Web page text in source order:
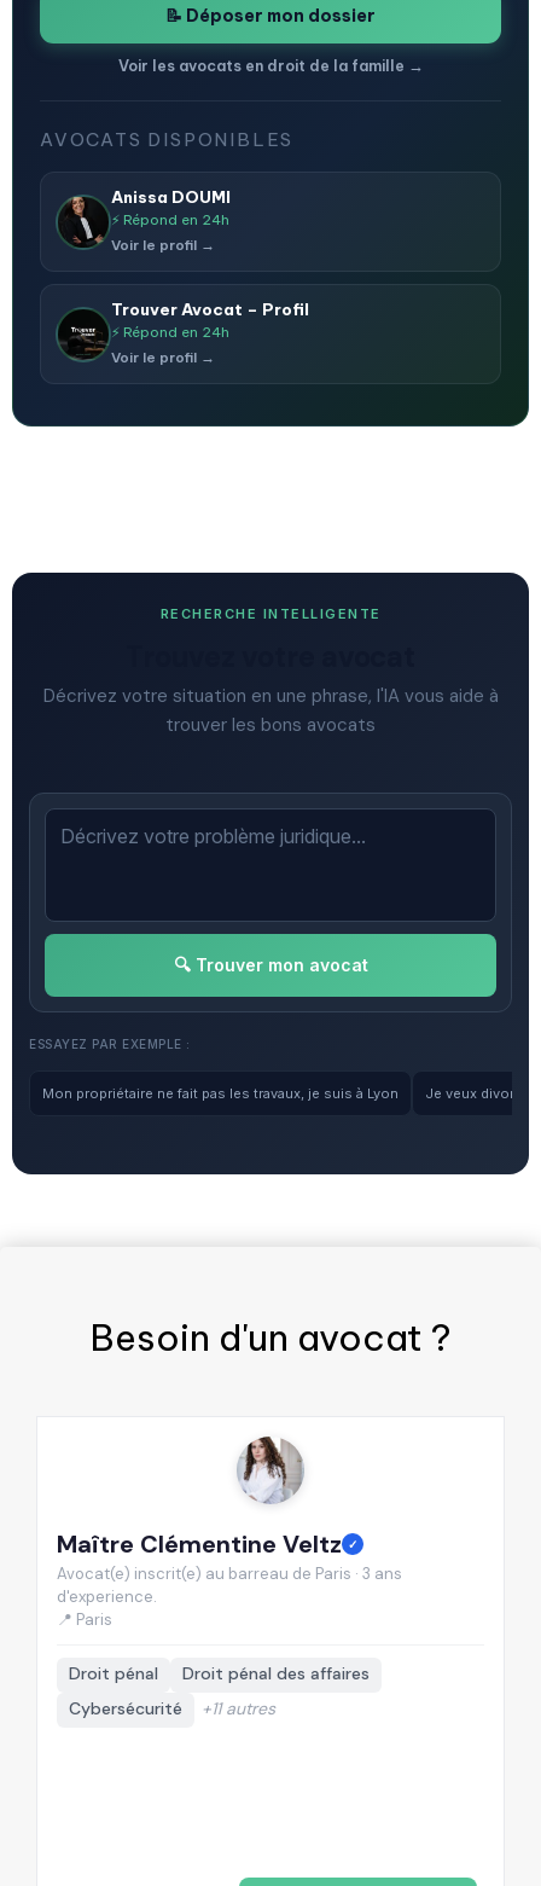
📝 Déposer mon dossier
Voir les avocats en droit de la famille →
AVOCATS DISPONIBLES
Anissa DOUMI
⚡ Répond en 24h
Voir le profil →
Trouver Avocat – Profil
⚡ Répond en 24h
Voir le profil →
RECHERCHE INTELLIGENTE
Décrivez votre situation en une phrase, l'IA vous aide à
trouver les bons avocats
🔍 Trouver mon avocat
ESSAYEZ PAR EXEMPLE :
Mon propriétaire ne fait pas les travaux, je suis à Lyon Je veux
Besoin d'un avocat ?
Maître Clémentine Veltz ✓
Avocat(e) inscrit(e) au barreau de Paris · 3 ans
d'experience.
📍 Paris
Droit pénal
Droit pénal des affaires
Cybersécurité
+11 autres